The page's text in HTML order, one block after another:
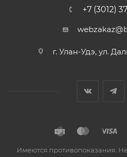
+7 (3012)
г. Улан-Удэ, ул.
Имеются противопоказания.